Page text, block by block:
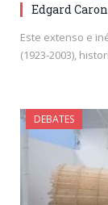
Edgard
Este extenso e
(1923-2003),
DEBATES